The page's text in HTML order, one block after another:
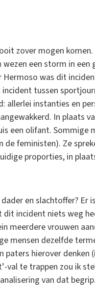
zover mogen
wezen een storm in
Hermoso was dit
tussen
allerlei instanties en
In plaats
een olifant. Sommige
de feministen). Ze
proporties, in
en slachtoffer? Er
incident niets weg
meerdere vrouwen
mensen dezelfde
hierover denken
val te trappen zou ik
van dat begrip.